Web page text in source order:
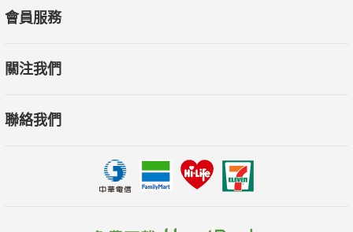
會員服務
關注我們
聯絡我們